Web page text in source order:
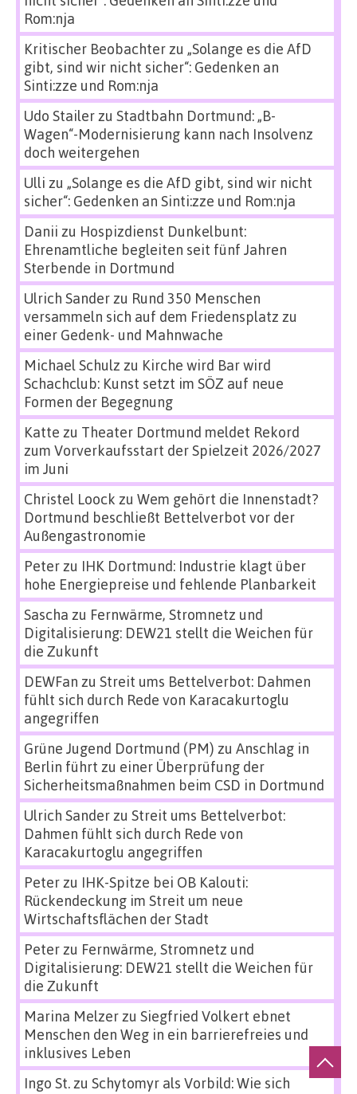
Rom:nja
Kritischer Beobachterzu „Solange es die AfD
gibt, sind wir nicht sicher“: Gedenken an
Sinti:zze und Rom:nja
Udo Stailerzu Stadtbahn Dortmund: „B-
Wagen“-Modernisierung kann nach Insolvenz
doch weitergehen
Ulli zu „Solange es die AfD gibt, sind wir nicht
sicher“: Gedenken an Sinti:zze und Rom:nja
Danii zu Hospizdienst Dunkelbunt:
Ehrenamtliche begleiten seit fünf Jahren
Sterbende in Dortmund
Ulrich Sanderzu Rund 350 Menschen
versammeln sich auf dem Friedensplatz zu
einer Gedenk- und Mahnwache
Michael Schulz zu Kirche wird Bar wird
Schachclub: Kunst setzt im SÖZ auf neue
Formen der Begegnung
Katte zu Theater Dortmund meldet Rekord
zum Vorverkaufsstart der Spielzeit 2026/2027
im Juni
Christel Loock zu Wem gehört die Innenstadt?
Dortmund beschließt Bettelverbot vor der
Außengastronomie
Peterzu IHK Dortmund: Industrie klagt über
hohe Energiepreise und fehlende Planbarkeit
Sascha zu Fernwärme, Stromnetz und
Digitalisierung: DEW21 stellt die Weichen für
die Zukunft
DEWFan zu Streit ums Bettelverbot: Dahmen
fühlt sich durch Rede von Karacakurtoglu
angegriffen
Grüne Jugend Dortmund (PM) zu Anschlag in
Berlin führt zu einer Überprüfung der
Sicherheitsmaßnahmen beim CSD in Dortmund
Ulrich Sanderzu Streit ums Bettelverbot:
Dahmen fühlt sich durch Rede von
Karacakurtoglu angegriffen
Peterzu IHK-Spitze bei OB Kalouti:
Rückendeckung im Streit um neue
Wirtschaftsflächen der Stadt
Peterzu Fernwärme, Stromnetz und
Digitalisierung: DEW21 stellt die Weichen für
die Zukunft
Marina Melzerzu Siegfried Volkert ebnet
Menschen den Weg in ein barrierefreies und
inklusives Leben
Ingo St.zu Schytomyr als Vorbild: Wie sich